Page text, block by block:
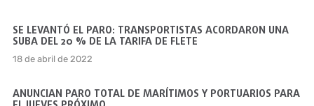
SE LEVANTÓ EL PARO: TRANSPORTISTAS ACORDARON UNA
SUBA DEL 20 % DE LA TARIFA DE FLETE
18 de abril de 2022
ANUNCIAN PARO TOTAL DE MARÍTIMOS Y PORTUARIOS PARA